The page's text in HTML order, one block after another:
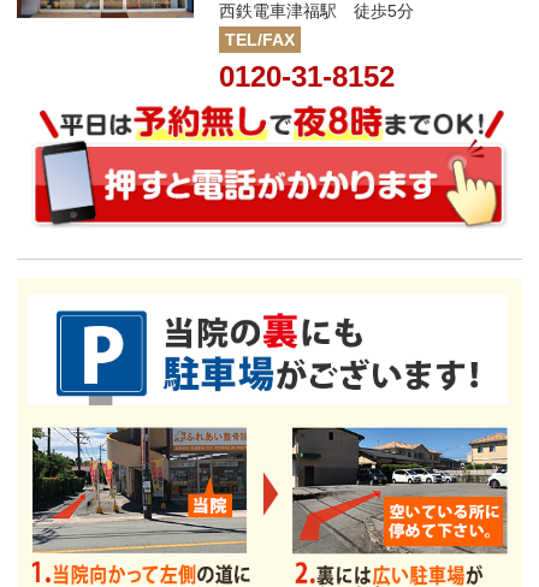
西鉄電車津福駅 徒歩5分
TEL/FAX
0120-31-8152